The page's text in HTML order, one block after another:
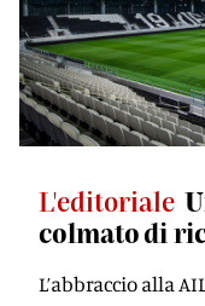
L'editoriale
colmato di
L’abbraccio alla